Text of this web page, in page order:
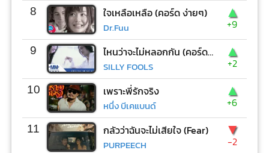
8 ใจเหลือเหลือ (คอร์ด ง่ายๆ)
Dr.Fuu
▲
+9
9 ไหนว่าจะไม่หลอกกัน (คอร์ด ง่ายๆ)
SILLY FOOLS
▲
+2
10 เพราะพี่รักจริง
หนึ่ง บีเคแบนด์
▲
+6
11 กลัวว่าฉันจะไม่เสียใจ (Fear)
PURPEECH
▼
-2